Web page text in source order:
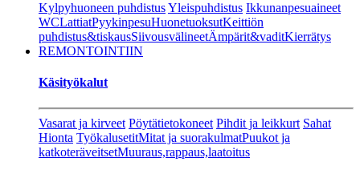
Kylpyhuoneen puhdistusYleispuhdistus Ikkunanpesuaineet
WCLattiatPyykinpesuHuonetuoksutKeittiön
puhdistus&tiskausSiivousvälineetÄmpärit&vaditKierrätys
REMONTOINTIIN
Käsityökalut
Vasarat ja kirveet Pöytätietokoneet Pihdit ja leikkurt Sahat
Hionta TyökalusetitMitat ja suorakulmatPuukot ja
katkoteräveitsetMuuraus,rappaus,laatoitus